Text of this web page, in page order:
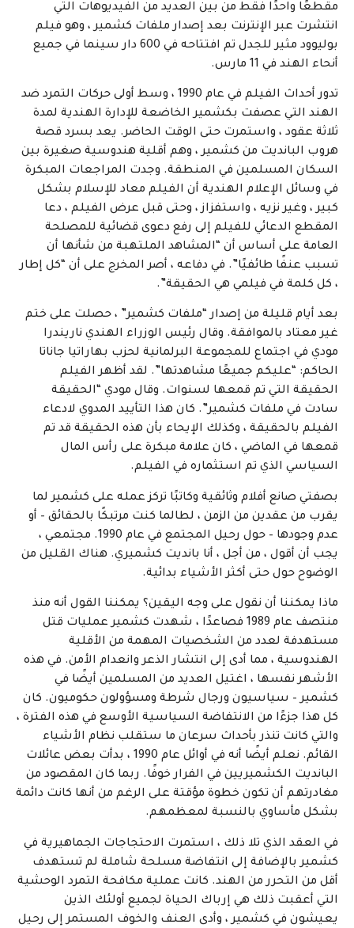
مقطعًا واحدًا فقط من بين العديد من الفيديوهات التي
انتشرت عبر الإنترنت بعد إصدار ملفات كشمير ، وهو فيلم
بوليوود مثير للجدل تم افتتاحه في 600 دار سينما في جميع
أنحاء الهند في 11 مارس.
تدور أحداث الفيلم في عام 1990 ، وسط أولى حركات التمرد ضد
الهند التي عصفت بكشمير الخاضعة للإدارة الهندية لمدة
ثلاثة عقود ، واستمرت حتى الوقت الحاضر. يعد بسرد قصة
هروب البانديت من كشمير ، وهم أقلية هندوسية صغيرة بين
السكان المسلمين في المنطقة. وجدت المراجعات المبكرة
في وسائل الإعلام الهندية أن الفيلم معاد للإسلام بشكل
كبير ، وغير نزيه ، واستفزاز ، وحتى قبل عرض الفيلم ، دعا
المقطع الدعائي للفيلم إلى رفع دعوى قضائية للمصلحة
العامة على أساس أن “المشاهد الملتهبة من شأنها أن
تسبب عنفًا طائفيًا”. في دفاعه ، أصر المخرج على أن “كل إطار
، كل كلمة في فيلمي هي الحقيقة”.
بعد أيام قليلة من إصدار “ملفات كشمير” ، حصلت على ختم
غير معتاد بالموافقة. وقال رئيس الوزراء الهندي ناريندرا
مودي في اجتماع للمجموعة البرلمانية لحزب بهاراتيا جاناتا
الحاكم: “عليكم جميعًا مشاهدتها”. لقد أظهر الفيلم
الحقيقة التي تم قمعها لسنوات. وقال مودي “الحقيقة
سادت في ملفات كشمير”. كان هذا التأييد المدوي لادعاء
الفيلم بالحقيقة ، وكذلك الإيحاء بأن هذه الحقيقة قد تم
قمعها في الماضي ، كان علامة مبكرة على رأس المال
السياسي الذي تم استثماره في الفيلم.
بصفتي صانع أفلام وثائقية وكاتبًا تركز عمله على كشمير لما
يقرب من عقدين من الزمن ، لطالما كنت مرتبكًا بالحقائق – أو
عدم وجودها – حول رحيل المجتمع في عام 1990. مجتمعي ،
يجب أن أقول ، من أجل ، أنا بانديت كشميري. هناك القليل من
الوضوح حول حتى أكثر الأشياء بدائية.
ماذا يمكننا أن نقول على وجه اليقين؟ يمكننا القول أنه منذ
منتصف عام 1989 فصاعدًا ، شهدت كشمير عمليات قتل
مستهدفة لعدد من الشخصيات المهمة من الأقلية
الهندوسية ، مما أدى إلى انتشار الذعر وانعدام الأمن. في هذه
الأشهر نفسها ، اغتيل العديد من المسلمين أيضًا في
كشمير – سياسيون ورجال شرطة ومسؤولون حكوميون. كان
كل هذا جزءًا من الانتفاضة السياسية الأوسع في هذه الفترة ،
والتي كانت تنذر بأحداث سرعان ما ستقلب نظام الأشياء
القائم. نعلم أيضًا أنه في أوائل عام 1990 ، بدأت بعض عائلات
البانديت الكشميريين في الفرار خوفًا. ربما كان المقصود من
مغادرتهم أن تكون خطوة مؤقتة على الرغم من أنها كانت دائمة
بشكل مأساوي بالنسبة لمعظمهم.
في العقد الذي تلا ذلك ، استمرت الاحتجاجات الجماهيرية في
كشمير بالإضافة إلى انتفاضة مسلحة شاملة لم تستهدف
أقل من التحرر من الهند. كانت عملية مكافحة التمرد الوحشية
التي أعقبت ذلك هي إرباك الحياة لجميع أولئك الذين
يعيشون في كشمير ، وأدى العنف والخوف المستمر إلى رحيل